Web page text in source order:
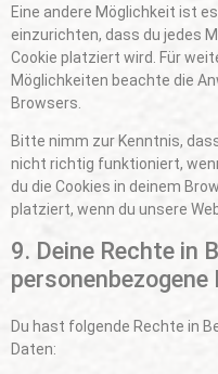
Eine andere Möglichkeit ist
einzurichten, dass du jedes
Cookie platziert wird. Für
Möglichkeiten beachte die
Browsers.
Bitte nimm zur Kenntnis,
nicht richtig funktioniert,
du die Cookies in deinem
platziert, wenn du unsere
9. Deine Rechte in
personenbezogene
Du hast folgende Rechte in
Daten: